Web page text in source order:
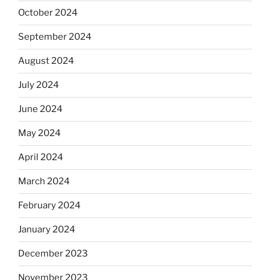
October 2024
September 2024
August 2024
July 2024
June 2024
May 2024
April 2024
March 2024
February 2024
January 2024
December 2023
November 2023